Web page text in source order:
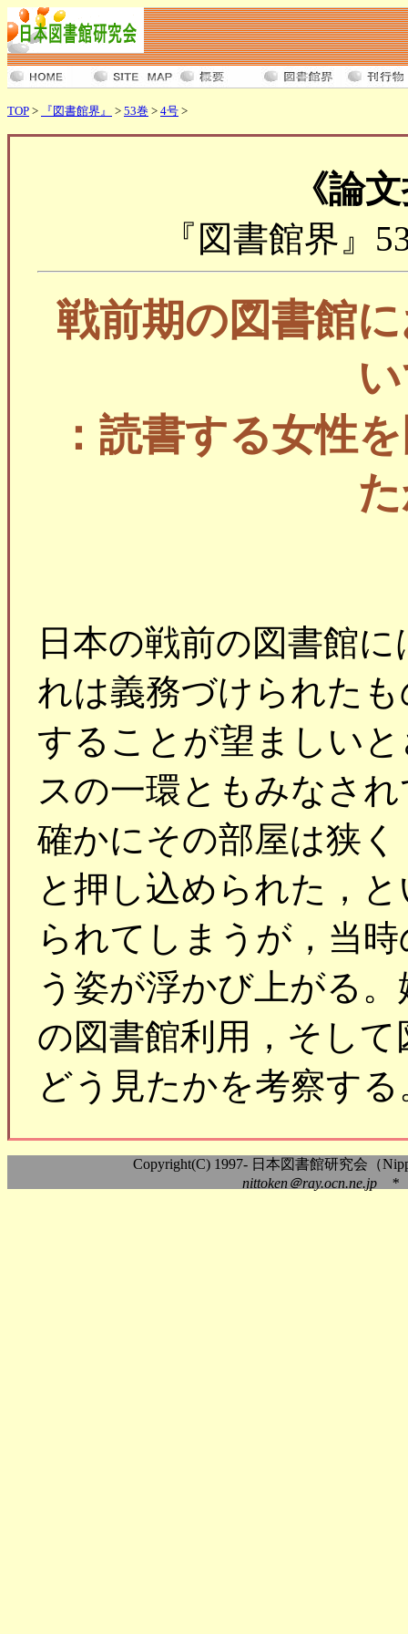
TOP > 『図書館界』 > 53巻 > 4号 >
《論
『図書館界』
戦前期の図書館
：読書する女性
日本の戦前の図書館
れは義務づけられた
することが望ましい
スの一環ともみなさ
確かにその部屋は狭
と押し込められた，
られてしまうが，当
う姿が浮かび上がる
の図書館利用，そし
どう見たかを考察する
Copyright(C) 1997- 日本図書館研究会（
nittoken＠ray.ocn.ne.jp *